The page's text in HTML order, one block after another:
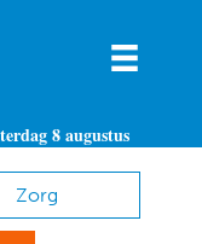
8 augustus
Zorg